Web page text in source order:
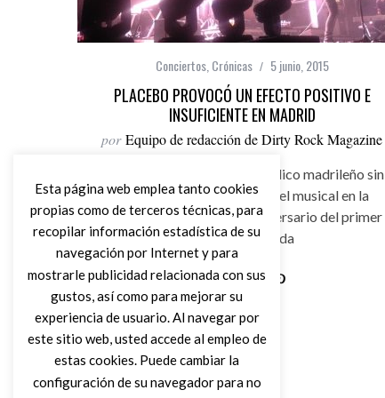
Conciertos, Crónicas 5 junio, 2015
PLACEBO PROVOCÓ UN EFECTO POSITIVO E
INSUFICIENTE EN MADRID
por Equipo de redacción de Dirty Rock Magazine
Placebo no quiso dejar al público madrileño sin
saborear el pedazo de pastel musical en la
celebración de su veinte aniversario del primer
disco de la banda
Esta página web emplea tanto cookies
propias como de terceros técnicas, para
recopilar información estadística de su
navegación por Internet y para
mostrarle publicidad relacionada con sus
gustos, así como para mejorar su
experiencia de usuario. Al navegar por
este sitio web, usted accede al empleo de
estas cookies. Puede cambiar la
configuración de su navegador para no